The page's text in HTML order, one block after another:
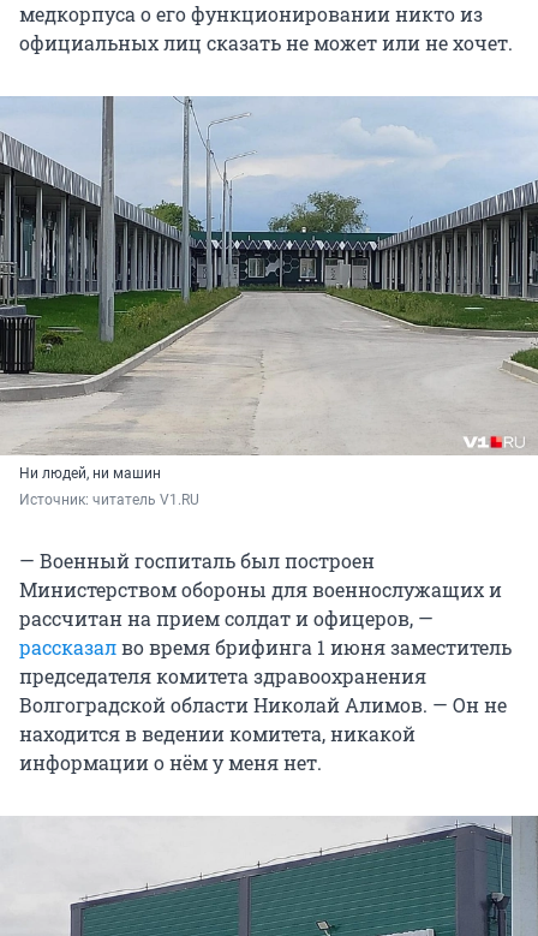
медкорпуса о его функционировании никто из
официальных лиц сказать не может или не хочет.
Ни людей, ни машин
Источник: читатель V1.RU
— Военный госпиталь был построен
Министерством обороны для военнослужащих и
рассчитан на прием солдат и офицеров, —
рассказалво время брифинга 1 июня заместитель
председателя комитета здравоохранения
Волгоградской области Николай Алимов. — Он не
находится в ведении комитета, никакой
информации о нём у меня нет.